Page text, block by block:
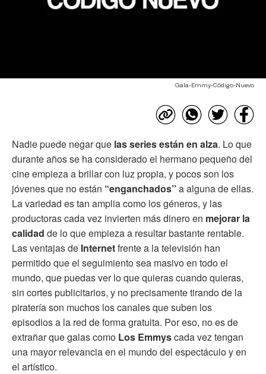
Gala-Emmy-Código-Nuevo
Nadie puede negar que las series están en alza. Lo que
durante años se ha considerado el hermano pequeño del
cine empieza a brillar con luz propia, y pocos son los
jóvenes que no están “enganchados” a alguna de ellas.
La variedad es tan amplia como los géneros, y las
productoras cada vez invierten más dinero en mejorar la
calidad de lo que empieza a resultar bastante rentable.
Las ventajas de Internetfrente a la televisión han
permitido que el seguimiento sea masivo en todo el
mundo, que puedas ver lo que quieras cuando quieras,
sin cortes publicitarios, y no precisamente tirando de la
piratería son muchos los canales que suben los
episodios a la red de forma gratuita. Por eso, no es de
extrañar que galas como Los Emmyscada vez tengan
una mayor relevancia en el mundo del espectáculo y en
el artístico.